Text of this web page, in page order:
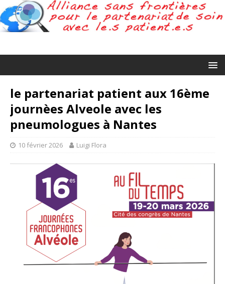
le partenariat patient aux 16ème
journèes Alveole avec les
pneumologues à Nantes
10 février 2026 Luigi Flora